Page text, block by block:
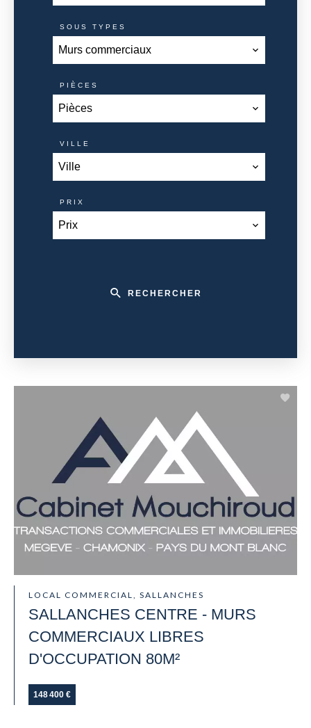
LOCAL COMMERCIAL, SALLANCHES
SALLANCHES CENTRE - MURS
COMMERCIAUX LIBRES
D'OCCUPATION 80M²
148 400 €
SOUS TYPES
Murs commerciaux
PIÈCES
Pièces
VILLE
Ville
PRIX
Prix
RECHERCHER